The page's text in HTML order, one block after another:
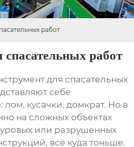
работ
спасательных работ
для спасательных
себе
лом, кусачки, домкрат. Но в
на сложных объектах
или разрушенных
всё куда тоньше.